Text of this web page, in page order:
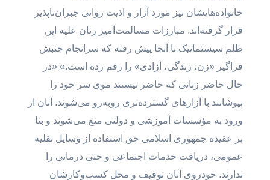
خانواده‌هایشان نیز مورد آزار و اذیت روانی جبران‌ناپذیر
قرار گرفته‌اند. مبارزات مسالمت‌آمیز زنان علیه این
ظلم سیستماتیک تا آنجا پیش رفته که سرانجام جنبش
فراگیر «زن، زندگی، آزادی» را رقم زده است.» «در
حال حاضر زنانی که حاضر نیستند موی سر خود را
بپوشانند با آزارهای گسترده‌تری روبه‌رو می‌شوند. آنان از
ورود به مؤسسات آموزشی و دولتی منع می‌شوند و بنا
بر عقیده جمهوری اسلامی حق استفاده از وسایل نقلیه
عمومی، دریافت خدمات اجتماعی و حتی درمانی را
ندارند. خودروی آنان توقیف و محل کسب‌وکارشان